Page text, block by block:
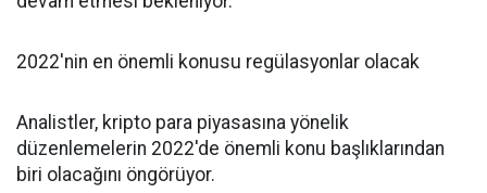
2022'nin en önemli konusu regülasyonlar olacak
Analistler, kripto para piyasasına yönelik
düzenlemelerin 2022'de önemli konu başlıklarından
biri olacağını öngörüyor.